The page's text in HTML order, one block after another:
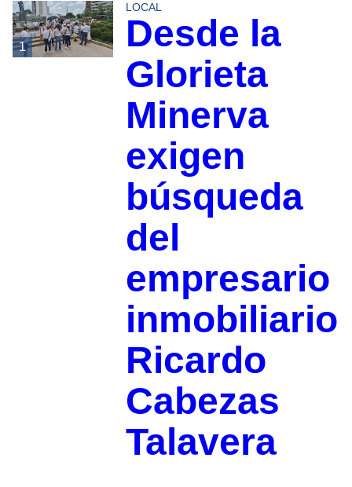
1
LOCAL
Desde la
Glorieta
Minerva
exigen
búsqueda
del
empresario
inmobiliario
Ricardo
Cabezas
Talavera